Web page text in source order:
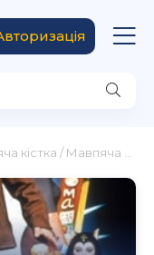
/ Мавпяча паща або Манкібон